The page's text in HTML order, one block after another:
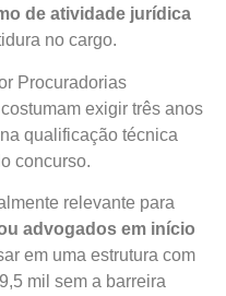
de atividade jurídica
no cargo.
Procuradorias
exigir três anos
qualificação técnica
concurso.
relevante para
advogados em início
em uma estrutura com
mil sem a barreira